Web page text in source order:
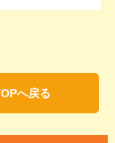
へ戻る